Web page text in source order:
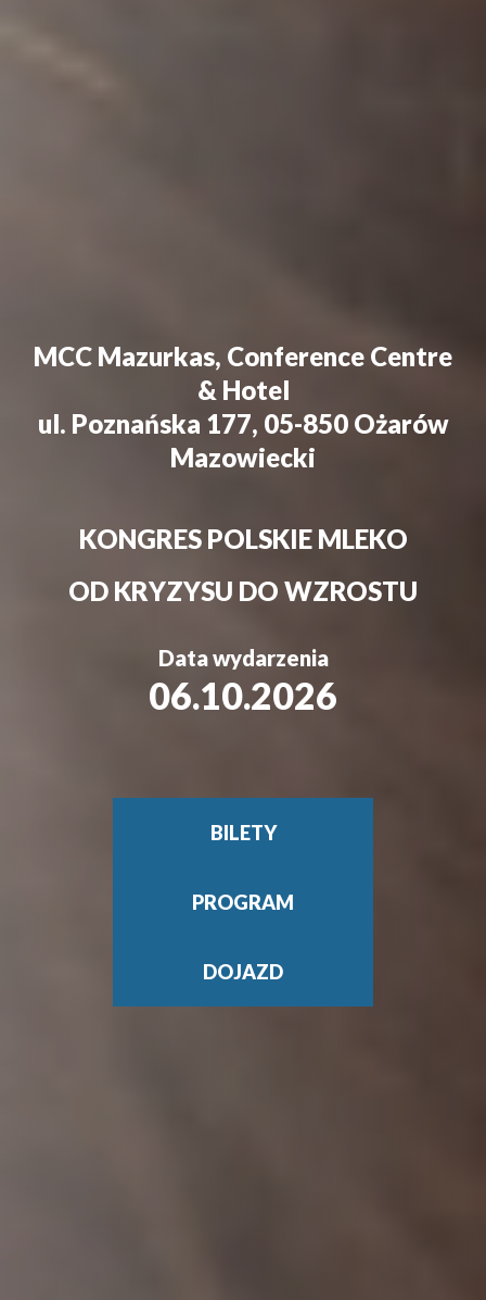
MCC Mazurkas, Conference Centre
& Hotel
ul. Poznańska 177, 05-850 Ożarów
Mazowiecki
KONGRES POLSKIE MLEKO
OD KRYZYSU DO WZROSTU
Data wydarzenia
06.10.2026
BILETY
PROGRAM
DOJAZD